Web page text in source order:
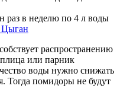
раз в неделю по 4 л воды
распространению
или парник
воды нужно снижать
Тогда помидоры не будут